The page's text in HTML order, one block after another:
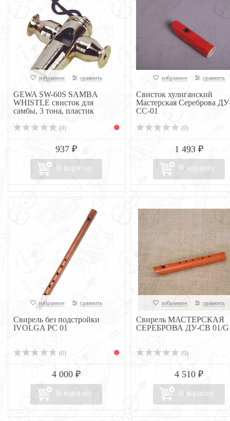
избранное сравнить
GEWA SW-60S SAMBA
WHISTLE свисток для
самбы, 3 тона, пластик
(0)
937 ₽
В корзину
избранное сравнить
Свисток хулиганский
Мастерская Сереброва
СС-01
(0)
1 493 ₽
В корзину
избранное сравнить
Свирель без подстройки
IVOLGA PC 01
(0)
4 000 ₽
В корзину
избранное сравнить
Свирель МАСТЕРСКАЯ
СЕРЕБРОВА ДУ-СВ 01/G
(0)
4 510 ₽
В корзину